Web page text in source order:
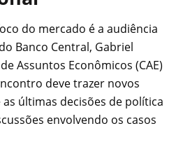
do mercado é a audiência
Banco Central, Gabriel
Assuntos Econômicos (CAE)
deve trazer novos
últimas decisões de política
envolvendo os casos